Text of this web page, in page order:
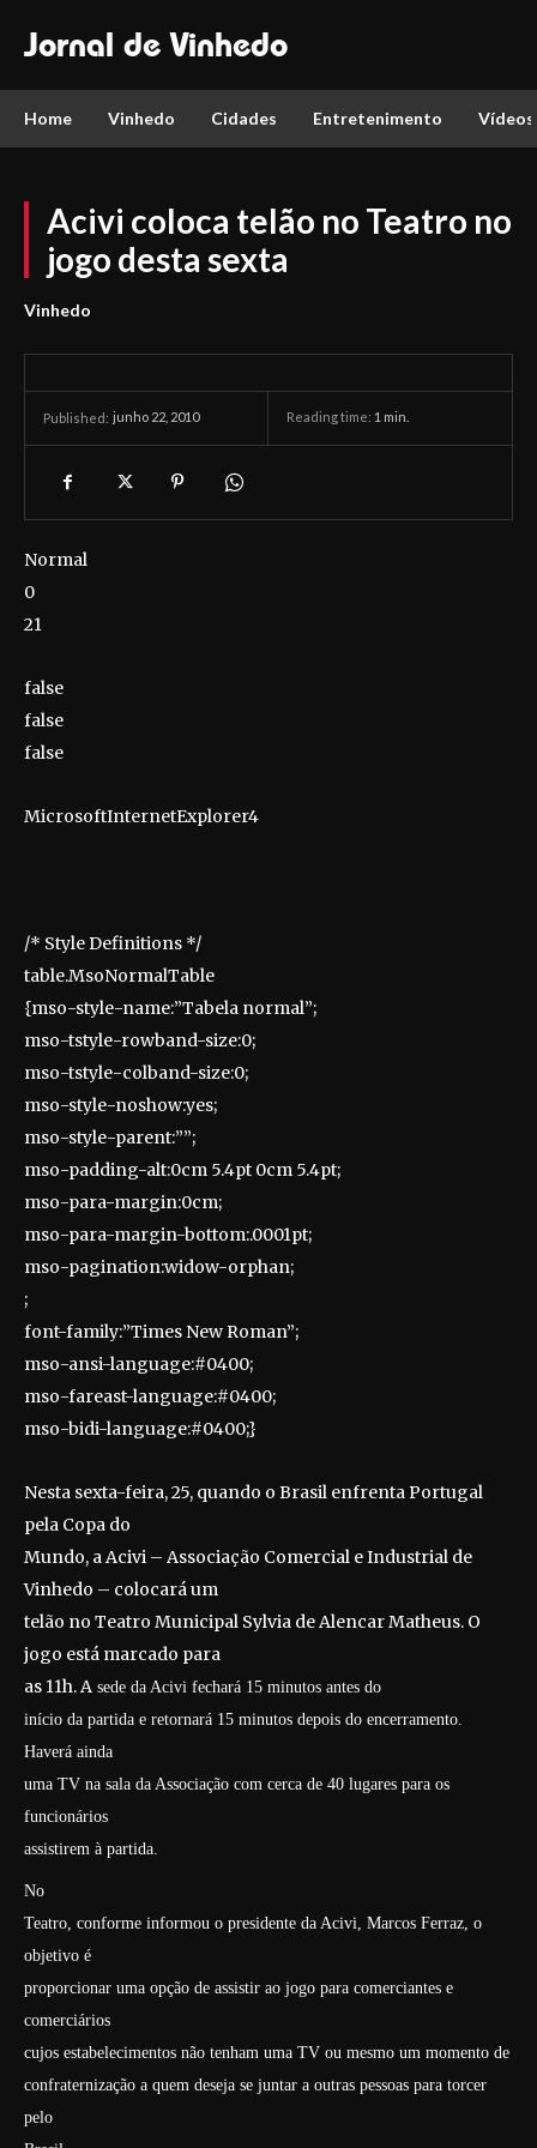
Jornal de Vinhedo
Home Vinhedo Cidades Entretenimento Vídeos
Acivi coloca telão no Teatro no
jogo desta sexta
Vinhedo
Published: junho 22, 2010 Reading time: 1 min.
Normal
0
21
false
false
false
MicrosoftInternetExplorer4
/* Style Definitions */
table.MsoNormalTable
{mso-style-name:”Tabela normal”;
mso-tstyle-rowband-size:0;
mso-tstyle-colband-size:0;
mso-style-noshow:yes;
mso-style-parent:””;
mso-padding-alt:0cm 5.4pt 0cm 5.4pt;
mso-para-margin:0cm;
mso-para-margin-bottom:.0001pt;
mso-pagination:widow-orphan;
;
font-family:”Times New Roman”;
mso-ansi-language:#0400;
mso-fareast-language:#0400;
mso-bidi-language:#0400;}
Nesta sexta-feira, 25, quando o Brasil enfrenta Portugal
pela Copa do
Mundo, a Acivi – Associação Comercial e Industrial de
Vinhedo – colocará um
telão no Teatro Municipal Sylvia de Alencar Matheus. O
jogo está marcado para
as 11h. A sede da Acivi fechará 15 minutos antes do
início da partida e retornará 15 minutos depois do encerramento.
Haverá ainda
uma TV na sala da Associação com cerca de 40 lugares para os
funcionários
assistirem à partida.
No
Teatro, conforme informou o presidente da Acivi, Marcos Ferraz, o
objetivo é
proporcionar uma opção de assistir ao jogo para comerciantes e
comerciários
cujos estabelecimentos não tenham uma TV ou mesmo um momento de
confraternização a quem deseja se juntar a outras pessoas para torcer
pelo